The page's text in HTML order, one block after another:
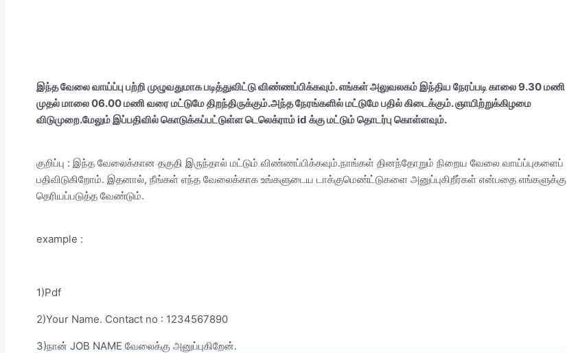
இந்த வேலை வாய்ப்பு பற்றி முழுவதுமாக படித்துவிட்டு விண்ணப்பிக்கவும். எங்கள்அலுவலகம் இந்திய நேரப்படி காலை 9.30 மணி
முதல் மாலை 06.00 மணி வரை மட்டுமே திறந்திருக்கும்.அந்த நேரங்களில் மட்டுமே பதில் கிடைக்கும். ஞாயிற்றுக்கிழமை
விடுமுறை.மேலும் இப்பதிவில் கொடுக்கப்பட்டுள்ள டெலெக்ராம் id க்கு மட்டும் தொடர்பு கொள்ளவும்.
குறிப்பு : இந்த வேலைக்கான தகுதி இருந்தால் மட்டும் விண்ணப்பிக்கவும்.நாங்கள் தினந்தோறும் நிறைய வேலை வாய்ப்புகளைப்
பதிவிடுகிறோம். இதனால், நீங்கள் எந்த வேலைக்காக உங்களுடைய டாக்குமெண்ட்டுகளை அனுப்புகிறீர்கள் என்பதை எங்களுக்கு
தெரியப்படுத்த வேண்டும்.
example :
1)Pdf
2)Your Name. Contact no : 1234567890
3)நான் JOB NAME வேலைக்கு அனுப்புகிறேன்.